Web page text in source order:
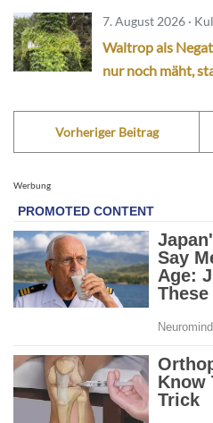
7. August 2026 ·
Waltrop als
nur noch mäht,
Vorheriger Beitrag
Werbung